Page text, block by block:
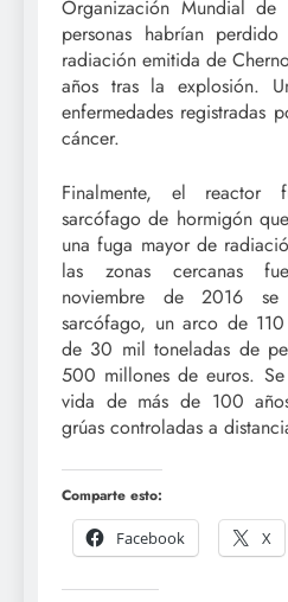
Organización Mundial
personas habrían
radiación emitida de
años tras la explosión.
enfermedades registradas
cáncer.
Finalmente, el
sarcófago de hormigón
una fuga mayor de
las zonas cercanas
noviembre de 2016
sarcófago, un arco de
de 30 mil toneladas de
500 millones de euros.
vida de más de 100
grúas controladas a
Comparte esto:
Facebook
X